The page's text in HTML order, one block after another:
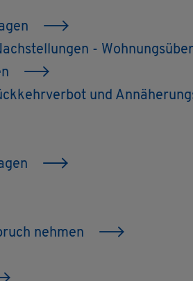
-
und
neh­men